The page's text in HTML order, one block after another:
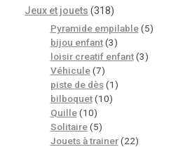
Jeux et jouets (318)
Pyramide empilable (5)
bijou enfant (3)
loisir creatif enfant (3)
Véhicule (7)
piste de dès (1)
bilboquet (10)
Quille (10)
Solitaire (5)
Jouets à trainer (22)